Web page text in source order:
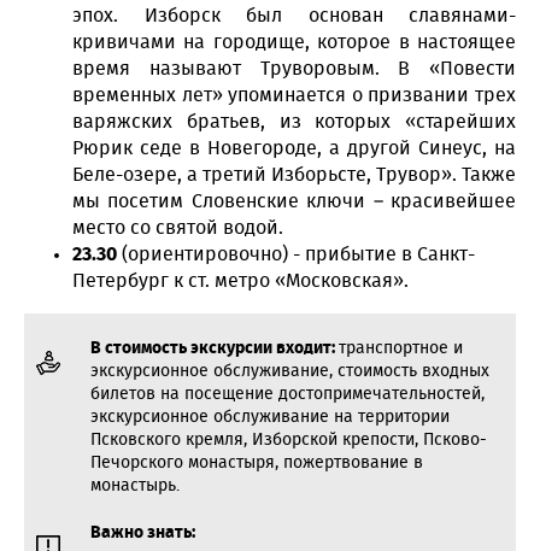
эпох. Изборск был основан славянами-
кривичами на городище, которое в настоящее
время называют Труворовым. В «Повести
временных лет» упоминается о призвании трех
варяжских братьев, из которых «старейших
Рюрик седе в Новегороде, а другой Синеус, на
Беле-озере, а третий Изборьсте, Трувор». Также
мы посетим Словенские ключи – красивейшее
место со святой водой.
23.30 (ориентировочно) - прибытие в Санкт-
Петербург к ст. метро «Московская».
В стоимость экскурсии входит: транспортное и
экскурсионное обслуживание, стоимость входных
билетов на посещение достопримечательностей,
экскурсионное обслуживание на территории
Псковского кремля, Изборской крепости, Псково-
Печорского монастыря, пожертвование в
монастырь.
Важно знать: